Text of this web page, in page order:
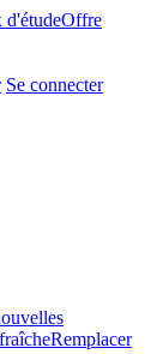
d'étudeOffre
Se connecter
Remplacer